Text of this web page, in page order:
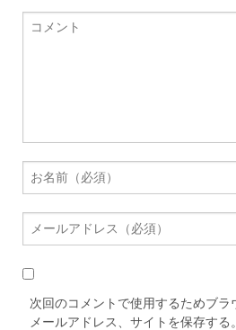
次回のコメントで使用するためブラ
メールアドレス、サイトを保存する。